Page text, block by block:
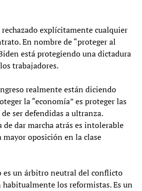
explícitamente cualquier
En nombre de “proteger al
está protegiendo una dictadura
trabajadores.
realmente están diciendo
la “economía” es proteger las
ser defendidas a ultranza.
de dar marcha atrás es intolerable
oposición en la clase
es un árbitro neutral del conflicto
los reformistas. Es un